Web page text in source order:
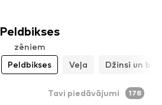
Peldbikses
zēniem
Peldbikses Veļa Džinsi un
Tavi piedāvājumi 178